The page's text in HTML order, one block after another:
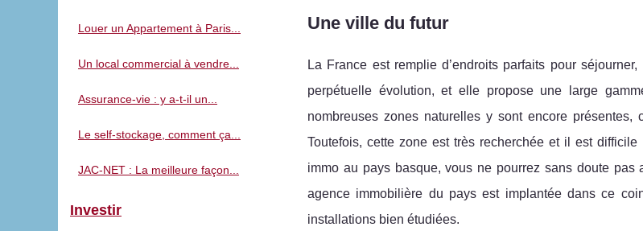
Une ville du futur
La France est remplie d’endroits parfaits pour
perpétuelle évolution, et elle propose une large
nombreuses zones naturelles y sont encore
Toutefois, cette zone est très recherchée et il est
immo au pays basque, vous ne pourrez sans doute
agence immobilière du pays est implantée dans ce
installations bien étudiées.
Louer un Appartement à Paris...
Un local commercial à vendre...
Assurance-vie : y a-t-il un...
Le self-stockage, comment ça...
JAC-NET : La meilleure façon...
Investir